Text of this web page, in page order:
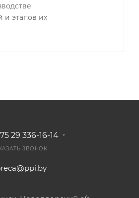
и этапов их
29 336-16-14
ЗВОНОК